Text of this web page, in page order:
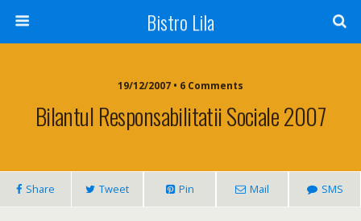
Bistro Lila
19/12/2007 • 6 Comments
Bilantul Responsabilitatii Sociale 2007
Share Tweet Pin Mail SMS